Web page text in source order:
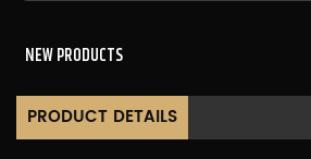
NEW PRODUCTS
PRODUCT DETAILS